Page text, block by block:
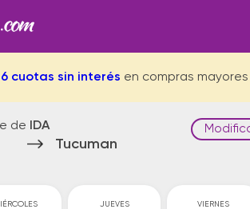
6 cuotas sin interés en compras
de IDA
Tucuman
JUEVES VIERNES